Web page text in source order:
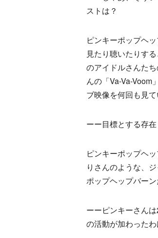
ストは？
ピンキーポップヘ
見たり聴いたりす
のアイドルさんた
んの「Va-Va-Voom
ブ映像を何回も見
ーー目標とする存
ピンキーポップヘ
りさんのような、
ポップヘップバー
ーーピンキーさん
の活動が加わった